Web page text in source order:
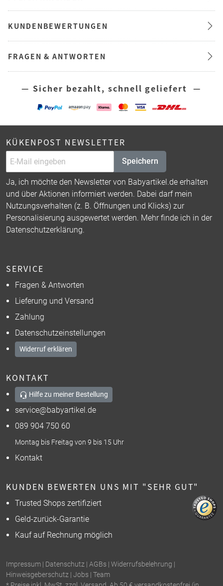
KUNDENBEWERTUNGEN
FRAGEN & ANTWORTEN
— Sicher bezahlt, schnell geliefert —
KÜKENPOST NEWSLETTER
Speichern
Ja, ich möchte den Newsletter von Babyartikel.de erhalten
und über Aktionen informiert werden. Dabei darf mein
Nutzungsverhalten (z. B. Öffnungen und Klicks) zur
Personalisierung ausgewertet werden. Mehr finde ich in der
Datenschutzerklärung.
SERVICE
Fragen & Antworten
Lieferung und Versand
Zahlung
Datenschutzeinstellungen
Widerruf erklären
KONTAKT
Hilfe zu meiner Bestellung
service@babyartikel.de
089 904 750 60
Montag bis Freitag von 9 bis 15 Uhr
Kontakt
KUNDEN BEWERTEN UNS MIT "SEHR GUT"
Trusted Shops zertifiziert
Geld-zurück-Garantie
Kauf auf Rechnung möglich
Impressum | Datenschutz | AGBs | Widerrufsbelehrung |
Hinweisgeberschutz | Jobs | Team